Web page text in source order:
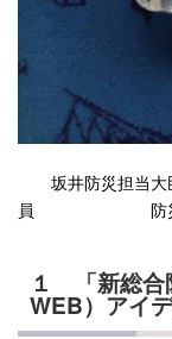
坂井防災担当大
員 防災担当
１ 「新総
WEB）アイ